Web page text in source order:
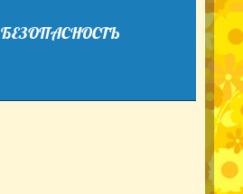
БЕЗОПАСНОСТЬ